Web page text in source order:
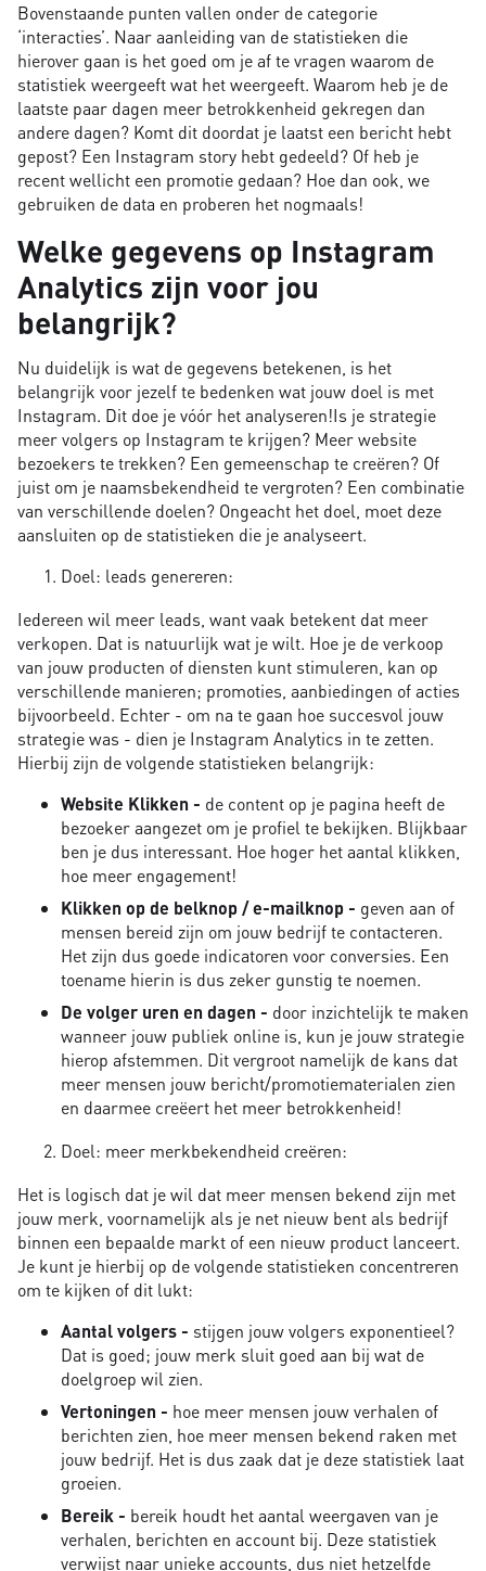
Bovenstaande punten vallen onder de categorie
‘interacties’. Naar aanleiding van de statistieken die
hierover gaan is het goed om je af te vragen waarom de
statistiek weergeeft wat het weergeeft. Waarom heb je de
laatste paar dagen meer betrokkenheid gekregen dan
andere dagen? Komt dit doordat je laatst een bericht hebt
gepost? Een Instagram story hebt gedeeld? Of heb je
recent wellicht een promotie gedaan? Hoe dan ook, we
gebruiken de data en proberen het nogmaals!
Welke gegevens op Instagram
Analytics zijn voor jou
belangrijk?
Nu duidelijk is wat de gegevens betekenen, is het
belangrijk voor jezelf te bedenken wat jouw doel is met
Instagram. Dit doe je vóór het analyseren!Is je strategie
meer volgers op Instagram te krijgen? Meer website
bezoekers te trekken? Een gemeenschap te creëren? Of
juist om je naamsbekendheid te vergroten? Een combinatie
van verschillende doelen? Ongeacht het doel, moet deze
aansluiten op de statistieken die je analyseert.
Doel: leads genereren:
Iedereen wil meer leads, want vaak betekent dat meer
verkopen. Dat is natuurlijk wat je wilt. Hoe je de verkoop
van jouw producten of diensten kunt stimuleren, kan op
verschillende manieren; promoties, aanbiedingen of acties
bijvoorbeeld. Echter - om na te gaan hoe succesvol jouw
strategie was - dien je Instagram Analytics in te zetten.
Hierbij zijn de volgende statistieken belangrijk:
Website Klikken - de content op je pagina heeft de
bezoeker aangezet om je profiel te bekijken. Blijkbaar
ben je dus interessant. Hoe hoger het aantal klikken,
hoe meer engagement!
Klikken op de belknop / e-mailknop - geven aan of
mensen bereid zijn om jouw bedrijf te contacteren.
Het zijn dus goede indicatoren voor conversies. Een
toename hierin is dus zeker gunstig te noemen.
De volger uren en dagen - door inzichtelijk te maken
wanneer jouw publiek online is, kun je jouw strategie
hierop afstemmen. Dit vergroot namelijk de kans dat
meer mensen jouw bericht/promotiematerialen zien
en daarmee creëert het meer betrokkenheid!
Doel: meer merkbekendheid creëren:
Het is logisch dat je wil dat meer mensen bekend zijn met
jouw merk, voornamelijk als je net nieuw bent als bedrijf
binnen een bepaalde markt of een nieuw product lanceert.
Je kunt je hierbij op de volgende statistieken concentreren
om te kijken of dit lukt:
Aantal volgers - stijgen jouw volgers exponentieel?
Dat is goed; jouw merk sluit goed aan bij wat de
doelgroep wil zien.
Vertoningen - hoe meer mensen jouw verhalen of
berichten zien, hoe meer mensen bekend raken met
jouw bedrijf. Het is dus zaak dat je deze statistiek laat
groeien.
Bereik - bereik houdt het aantal weergaven van je
verhalen, berichten en account bij. Deze statistiek
verwijst naar unieke accounts, dus niet hetzelfde